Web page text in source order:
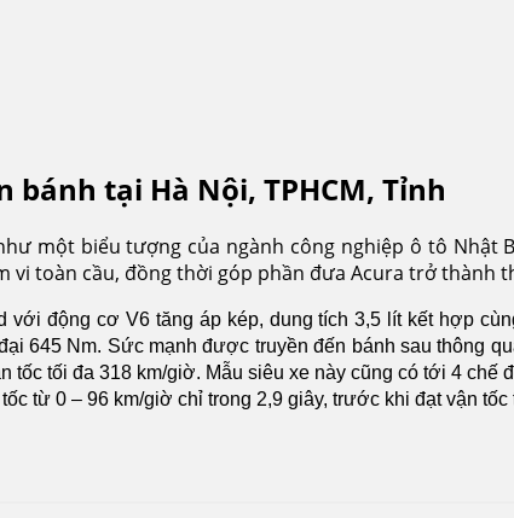
bánh tại Hà Nội, TPHCM, Tỉnh
một biểu tượng của ngành công nghiệp ô tô Nhật
vi toàn cầu, đồng thời góp phần đưa Acura trở thành
với động cơ V6 tăng áp kép, dung tích 3,5 lít kết hợp
645 Nm. Sức mạnh được truyền đến bánh sau thông
tốc tối đa 318 km/giờ. Mẫu siêu xe này cũng có tới 4 chế
từ 0 – 96 km/giờ chỉ trong 2,9 giây, trước khi đạt vận